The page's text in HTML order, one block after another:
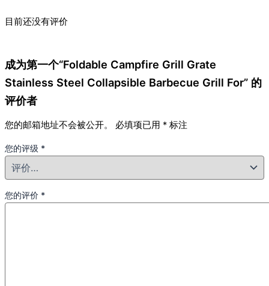
目前还没有评价
成为第一个“Foldable Campfire Grill Grate
Stainless Steel Collapsible Barbecue Grill For” 的
评价者
您的邮箱地址不会被公开。 必填项已用 * 标注
您的评级 *
您的评价 *